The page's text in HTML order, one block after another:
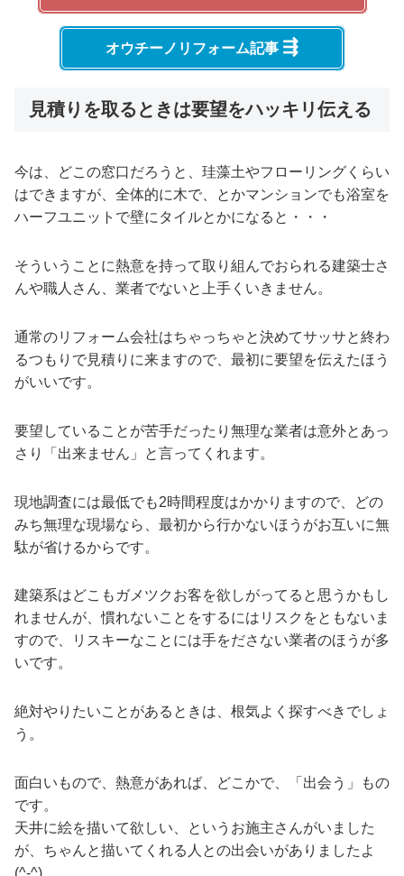
オウチーノリフォーム記事 ⇶
見積りを取るときは要望をハッキリ伝える
今は、どこの窓口だろうと、珪藻土やフローリングくらい
はできますが、全体的に木で、とかマンションでも浴室を
ハーフユニットで壁にタイルとかになると・・・
そういうことに熱意を持って取り組んでおられる建築士さ
んや職人さん、業者でないと上手くいきません。
通常のリフォーム会社はちゃっちゃと決めてサッサと終わ
るつもりで見積りに来ますので、最初に要望を伝えたほう
がいいです。
要望していることが苦手だったり無理な業者は意外とあっ
さり「出来ません」と言ってくれます。
現地調査には最低でも2時間程度はかかりますので、どの
みち無理な現場なら、最初から行かないほうがお互いに無
駄が省けるからです。
建築系はどこもガメツクお客を欲しがってると思うかもし
れませんが、慣れないことをするにはリスクをともないま
すので、リスキーなことには手をださない業者のほうが多
いです。
絶対やりたいことがあるときは、根気よく探すべきでしょ
う。
面白いもので、熱意があれば、どこかで、「出会う」もの
です。
天井に絵を描いて欲しい、というお施主さんがいました
が、ちゃんと描いてくれる人との出会いがありましたよ
(^-^)